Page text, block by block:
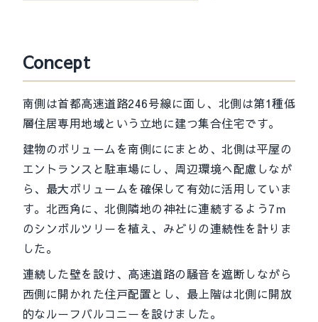
Concept
南側は首都高速道路246号線に面し、北側は第1種低
層住居専用地域という立地に建つ集合住宅です。
建物のボリュームを南側ににまとめ、北側は平屋の
エントランスと駐車場にし、周辺環境へ配慮しなが
ら、最大ボリュームを確保して有効に活用していま
す。北西角に、北側隣地の神社に連続するよう7ｍ
のシンボルツリーを植え、みどりの連続性を計りま
した。
連続した壁を設け、高速道路の騒音を遮断しながら
西側に開かれた住戸配置とし、最上階は北側に開放
的なルーフバルコニーを設けました。